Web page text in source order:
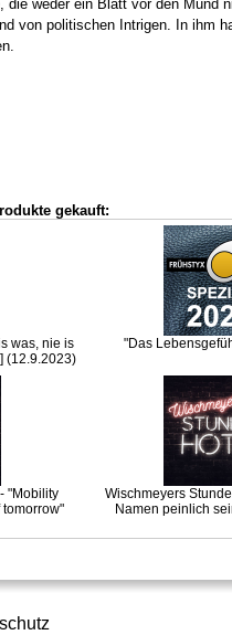
weder ein Blatt vor den Mund
von politischen Intrigen. In ihm
gekauft:
was, nie is
(12.9.2023)
"Das
"Mobility
tomorrow"
Wischmeyers
Namen peinlich